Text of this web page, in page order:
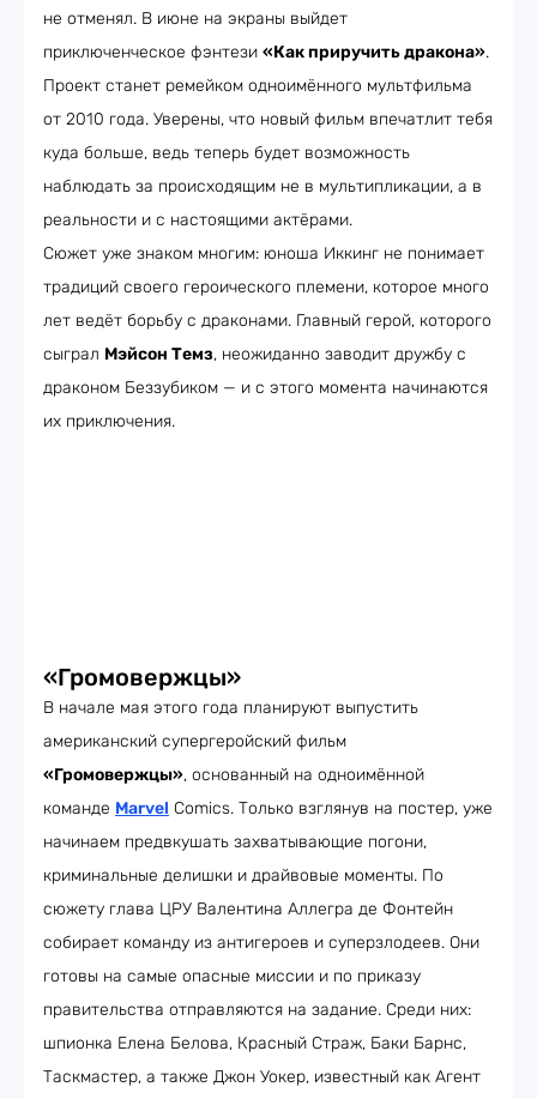
не отменял. В июне на экраны выйдет
приключенческое фэнтези «Как приручить дракона».
Проект станет ремейком одноимённого мультфильма
от 2010 года. Уверены, что новый фильм впечатлит тебя
куда больше, ведь теперь будет возможность
наблюдать за происходящим не в мультипликации, а в
реальности и с настоящими актёрами.
Сюжет уже знаком многим: юноша Иккинг не понимает
традиций своего героического племени, которое много
лет ведёт борьбу с драконами. Главный герой, которого
сыграл Мэйсон Темз, неожиданно заводит дружбу с
драконом Беззубиком — и с этого момента начинаются
их приключения.
«Громовержцы»
В начале мая этого года планируют выпустить
американский супергеройский фильм
«Громовержцы», основанный на одноимённой
команде Marvel Comics. Только взглянув на постер, уже
начинаем предвкушать захватывающие погони,
криминальные делишки и драйвовые моменты. По
сюжету глава ЦРУ Валентина Аллегра де Фонтейн
собирает команду из антигероев и суперзлодеев. Они
готовы на самые опасные миссии и по приказу
правительства отправляются на задание. Среди них:
шпионка Елена Белова, Красный Страж, Баки Барнс,
Таскмастер, а также Джон Уокер, известный как Агент